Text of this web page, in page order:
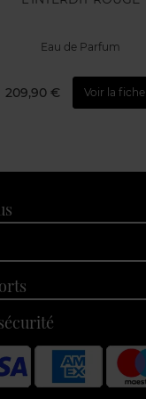
Eau de Parfum
209,90 € Voir la fiche